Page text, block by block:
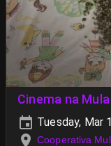
Cinema na
Tuesday, Mar
Cooperativa